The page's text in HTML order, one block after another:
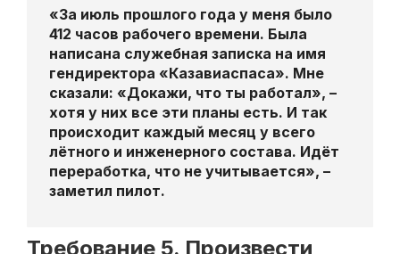
«За июль прошлого года у меня было
412 часов рабочего времени. Была
написана служебная записка на имя
гендиректора «Казавиаспаса». Мне
сказали: «Докажи, что ты работал», –
хотя у них все эти планы есть. И так
происходит каждый месяц у всего
лётного и инженерного состава. Идёт
переработка, что не учитывается», –
заметил пилот.
Требование 5. Произвести